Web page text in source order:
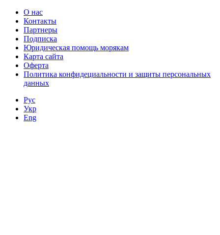
О нас
Контакты
Партнеры
Подписка
Юридическая помощь морякам
Карта сайта
Оферта
Политика конфидециальности и защиты персональных
данных
Рус
Укр
Eng